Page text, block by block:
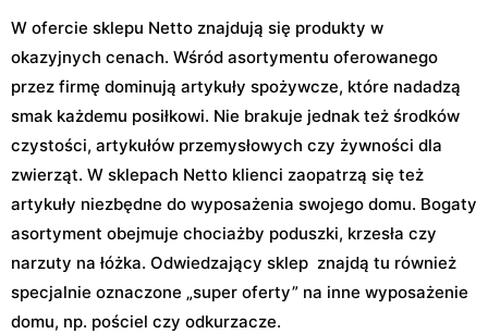
W ofercie sklepu Netto znajdują się produkty w
okazyjnych cenach. Wśród asortymentu oferowanego
przez firmę dominują artykuły spożywcze, które nadadzą
smak każdemu posiłkowi. Nie brakuje jednak też środków
czystości, artykułów przemysłowych czy żywności dla
zwierząt. W sklepach Netto klienci zaopatrzą się też
artykuły niezbędne do wyposażenia swojego domu. Bogaty
asortyment obejmuje chociażby poduszki, krzesła czy
narzuty na łóżka. Odwiedzający sklep znajdą tu również
specjalnie oznaczone „super oferty” na inne wyposażenie
domu, np. pościel czy odkurzacze.